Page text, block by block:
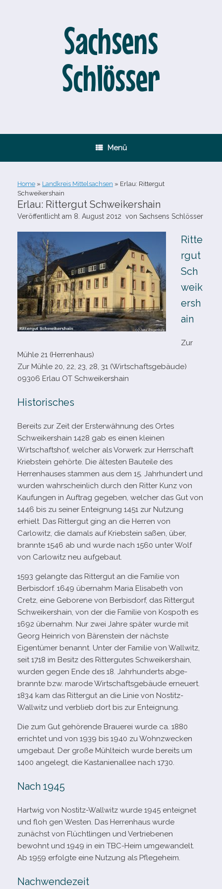
Sachsens
Schlösser
Menü
Home » Landkreis Mittelsachsen » Erlau: Rittergut
Schweikershain
Erlau: Rittergut Schweikershain
Veröffentlicht am 8. August 2012 von Sachsens Schlösser
Ritte
rgut
Sch
weik
ersh
ain
Zur
Mühle 21 (Herrenhaus)
Zur Mühle 20, 22, 23, 28, 31 (Wirtschaftsgebäude)
09306 Erlau OT Schweikershain
Historisches
Bereits zur Zeit der Ersterwähnung des Ortes
Schweikershain 1428 gab es einen klei­nen
Wirtschaftshof, wel­cher als Vorwerk zur Herrschaft
Kriebstein gehörte. Die ältes­ten Bauteile des
Herrenhauses stam­men aus dem 15. Jahrhundert und
wur­den wahr­schein­lich durch den Ritter Kunz von
Kaufungen in Auftrag gege­ben, wel­cher das Gut von
1446 bis zu sei­ner Enteignung 1451 zur Nutzung
erhielt. Das Rittergut ging an die Herren von
Carlowitz, die damals auf Kriebstein saßen, über,
brannte 1546 ab und wurde nach 1560 unter Wolf
von Carlowitz neu aufgebaut.
1593 gelangte das Rittergut an die Familie von
Berbisdorf. 1649 über­nahm Maria Elisabeth von
Cretz, eine Geborene von Berbisdorf, das Rittergut
Schweikershain, von der die Familie von Kospoth es
1692 über­nahm. Nur zwei Jahre spä­ter wurde mit
Georg Heinrich von Bärenstein der nächste
Eigentümer benannt. Unter der Familie von Wallwitz,
seit 1718 im Besitz des Rittergutes Schweikershain,
wur­den gegen Ende des 18. Jahrhunderts abge­
brannte bzw. marode Wirtschaftsgebäude erneu­ert.
1834 kam das Rittergut an die Linie von Nostitz-​
Wallwitz und ver­blieb dort bis zur Enteignung.
Die zum Gut gehö­rende Brauerei wurde ca. 1880
errich­tet und von 1939 bis 1940 zu Wohnzwecken
umge­baut. Der große Mühlteich wurde bereits um
1400 ange­legt, die Kastanienallee nach 1730.
Nach 1945
Hartwig von Nostitz-​Wallwitz wurde 1945 ent­eig­net
und floh gen Westen. Das Herrenhaus wurde
zunächst von Flüchtlingen und Vertriebenen
bewohnt und 1949 in ein TBC-​Heim umge­wan­delt.
Ab 1959 erfolgte eine Nutzung als Pflegeheim.
Nachwendezeit